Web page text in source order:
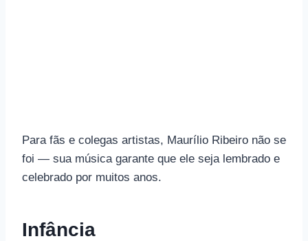
Para fãs e colegas artistas, Maurílio Ribeiro não se
foi — sua música garante que ele seja lembrado e
celebrado por muitos anos.
Infância